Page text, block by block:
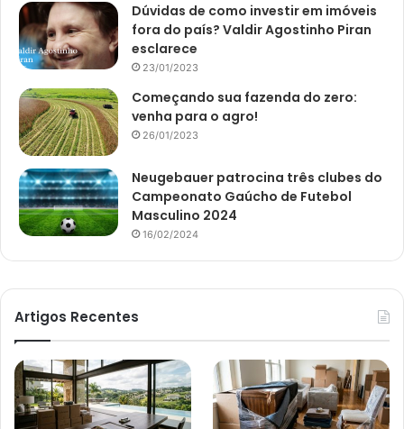
Dúvidas de como investir em imóveis
fora do país? Valdir Agostinho Piran
esclarece
23/01/2023
Começando sua fazenda do zero:
venha para o agro!
26/01/2023
Neugebauer patrocina três clubes do
Campeonato Gaúcho de Futebol
Masculino 2024
16/02/2024
Artigos Recentes